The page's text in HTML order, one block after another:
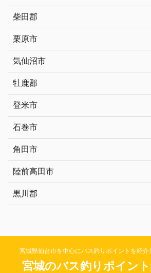
柴田郡
栗原市
気仙沼市
牡鹿郡
登米市
石巻市
角田市
陸前高田市
黒川郡
宮城県仙台市を中心にバス釣りポイントを紹介
宮城のバス釣りポイン